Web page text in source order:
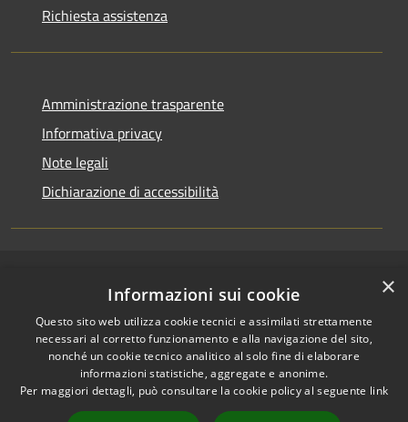
Richiesta assistenza
Amministrazione trasparente
Informativa privacy
Note legali
Dichiarazione di accessibilità
Privacy
Cookie
Mappa del sito
Firma digitale
Copyright © 2026 • Comune di
Pallagorio • Powered by
Municipium•Accesso
redazione
×
Informazioni sui cookie
Questo sito web utilizza cookie tecnici e assimilati strettamente
necessari al corretto funzionamento e alla navigazione del sito,
nonché un cookie tecnico analitico al solo fine di elaborare
informazioni statistiche, aggregate e anonime.
Per maggiori dettagli, può consultare la cookie policy al seguente link